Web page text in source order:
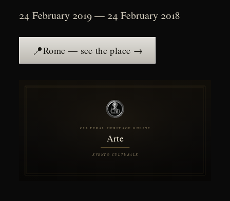
24 February 2019 — 24 February 2018
📍Rome — see the place →